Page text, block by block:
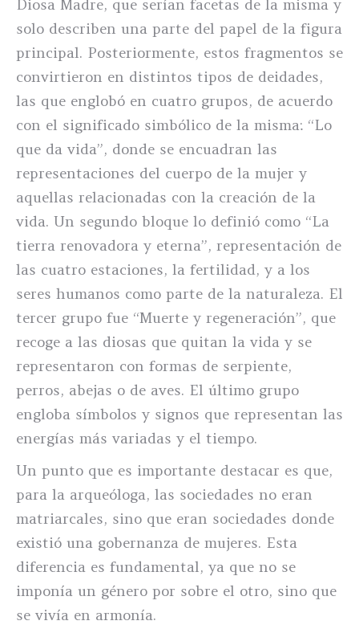
Diosa Madre, que serían facetas de la misma y
solo describen una parte del papel de la figura
principal. Posteriormente, estos fragmentos se
convirtieron en distintos tipos de deidades,
las que englobó en cuatro grupos, de acuerdo
con el significado simbólico de la misma: “Lo
que da vida”, donde se encuadran las
representaciones del cuerpo de la mujer y
aquellas relacionadas con la creación de la
vida. Un segundo bloque lo definió como “La
tierra renovadora y eterna”, representación de
las cuatro estaciones, la fertilidad, y a los
seres humanos como parte de la naturaleza. El
tercer grupo fue “Muerte y regeneración”, que
recoge a las diosas que quitan la vida y se
representaron con formas de serpiente,
perros, abejas o de aves. El último grupo
engloba símbolos y signos que representan las
energías más variadas y el tiempo.
Un punto que es importante destacar es que,
para la arqueóloga, las sociedades no eran
matriarcales, sino que eran sociedades donde
existió una gobernanza de mujeres. Esta
diferencia es fundamental, ya que no se
imponía un género por sobre el otro, sino que
se vivía en armonía.